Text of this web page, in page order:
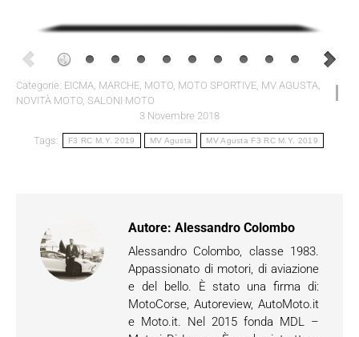
Categorie: EICMA, MARCHE, MOTO, MOTO SPORTIVE, MV AGUSTA,
NOVITÀ MOTO, SALONI MOTO
3 Novembre 2018
Tags: F3 RC M.Y. 2019 MV Agusta MV Agusta F3 RC M.Y. 2019
Autore: Alessandro Colombo
Alessandro Colombo, classe 1983.
Appassionato di motori, di aviazione
e del bello. È stato una firma di:
MotoCorse, Autoreview, AutoMoto.it
e Moto.it. Nel 2015 fonda MDL –